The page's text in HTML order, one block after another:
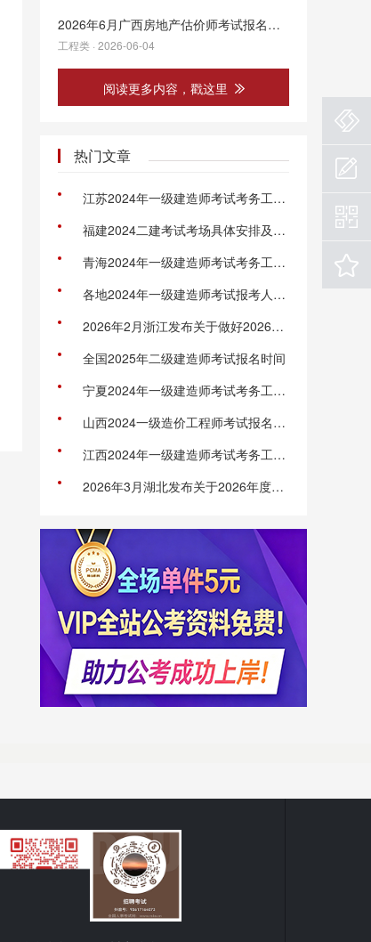
2026年6月广西房地产估价师考试报名入口已开通！
工程类 · 2026-06-04
阅读更多内容，戳这里
热门文章
江苏2024年一级建造师考试考务工作的通知
福建2024二建考试考场具体安排及乘车路线发布
青海2024年一级建造师考试考务工作的通知
各地2024年一级建造师考试报考人数公布！
2026年2月浙江发布关于做好2026年度二级建造师职业资格考试考务工作的通知
全国2025年二级建造师考试报名时间
宁夏2024年一级建造师考试考务工作的通知
山西2024一级造价工程师考试报名通知
江西2024年一级建造师考试考务工作的通知
2026年3月湖北发布关于2026年度二级建造师执业资格考试工作的通知